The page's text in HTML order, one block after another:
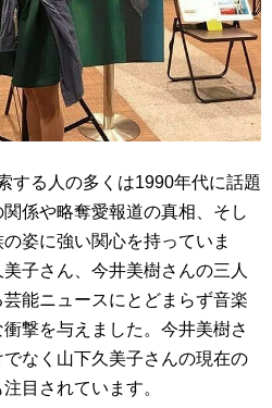
する人の多くは1990年代に話題
係や略奪愛報道の真相、そし
姿に強い関心を持っていま
子さん、今井美樹さんの三人
能ニュースにとどまらず音楽
撃を与えました。今井美樹さ
なく山下久美子さんの現在の
目されています。